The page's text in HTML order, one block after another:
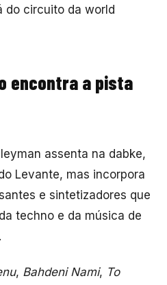
do circuito da world
encontra a pista
assenta na dabke,
Levante, mas incorpora
e sintetizadores que
techno e da música de
, Bahdeni Nami, To